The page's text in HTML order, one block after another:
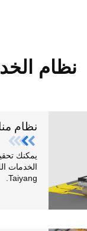
نظام
نظام
يمكنك
الخدمات
Taiyang.